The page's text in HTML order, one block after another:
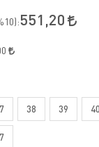
):551,20
38 39 40